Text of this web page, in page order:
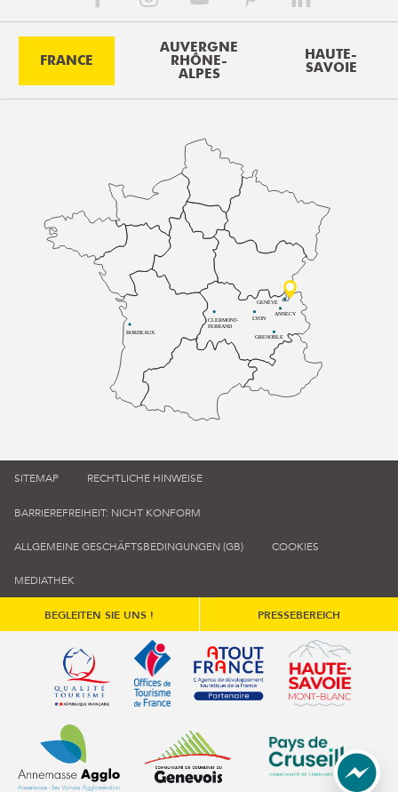
FRANCE
AUVERGNE
RHÔNE-
ALPES
HAUTE-
SAVOIE
BORDEAUX
CLERMONT-
FERRAND
LYON
ANNECY
GRENOBLE
GENÈVE
SITEMAP RECHTLICHE HINWEISE
BARRIEREFREIHEIT: NICHT KONFORM
ALLGEMEINE GESCHÄFTSBEDINGUNGEN (GB) COOKIES
MEDIATHEK
BEGLEITEN SIE UNS ! PRESSEBEREICH
Qualité tourisme (s'ouvre dans une nouvelle fenêtre)
Office de tourisme de France (s'ouvre
Atout France (s'ouvre dans
Annemasse Agglo (s'ouvre dans une nouvelle fenêtre)
Communauté de communes du
Communauté de